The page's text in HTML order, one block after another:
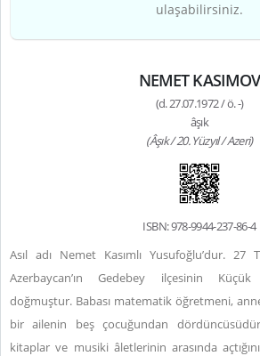
ulaşabilirsiniz.
NEMET KASIMOV
(d. 27.07.1972 / ö. -)
âşık
(Âşık / 20. Yüzyıl / Azeri)
ISBN: 978-9944-237-86-4
Asıl adı Nemet Kasımlı Yusufoğlu’dur.
Azerbaycan’ın Gedebey ilçesinin
doğmuştur. Babası matematik öğretmeni,
bir ailenin beş çocuğundan
kitaplar ve musiki âletlerinin arasında